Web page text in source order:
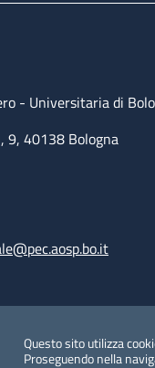
Questo sito utilizza
Proseguendo nella
- Universitaria di
9, 40138 Bologna
Policy privacy